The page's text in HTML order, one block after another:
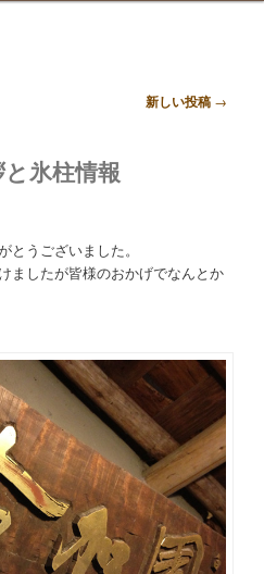
新しい投稿 →
氷柱情報
うございました。
ましたが皆様のおかげでなんとか